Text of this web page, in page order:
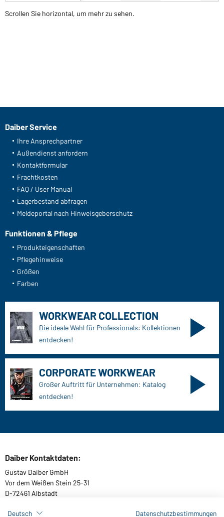
Scrollen Sie horizontal, um mehr zu sehen.
Daiber Service
Ihre Ansprechpartner
Außendienst anfordern
Kontaktformular
Frachtkosten
FAQ / User Manual
Lagerbestand abfragen
Meldeportal nach Hinweisgeberschutz
Funktionen & Pflege
Produkteigenschaften
Pflegehinweise
Größen
Farben
WORKWEAR COLLECTION
Die ideale Wahl für Professionals: Kollektionen
entdecken!
CORPORATE WORKWEAR
Großer Auftritt für Unternehmen: Katalog
entdecken!
Daiber Kontaktdaten:
Gustav Daiber GmbH
Vor dem Weißen Stein 25-31
D-72461 Albstadt
Deutsch Datenschutzbestimmungen